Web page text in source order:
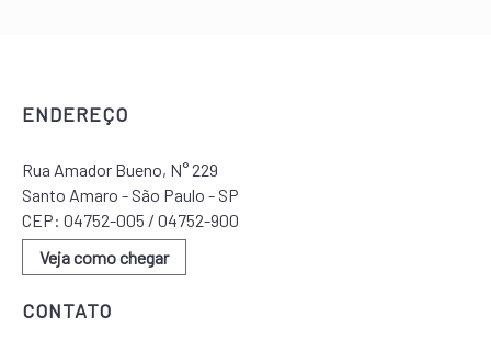
ENDEREÇO
Rua Amador Bueno, N° 229
Santo Amaro - São Paulo - SP
CEP: 04752-005 / 04752-900
Veja como chegar
CONTATO